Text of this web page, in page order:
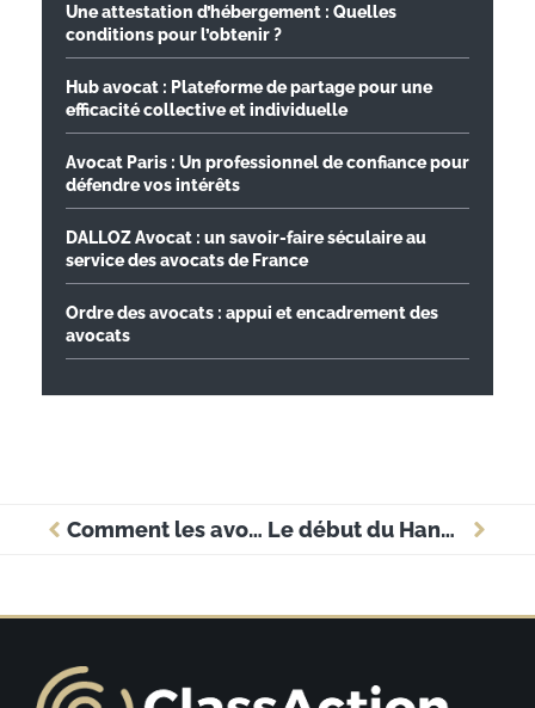
Une attestation d’hébergement : Quelles
conditions pour l’obtenir ?
Hub avocat : Plateforme de partage pour une
efficacité collective et individuelle
Avocat Paris : Un professionnel de confiance pour
défendre vos intérêts
DALLOZ Avocat : un savoir-faire séculaire au
service des avocats de France
Ordre des avocats : appui et encadrement des
avocats
Comment les avocats moderniseront leur cabinet ? Le début du Hangout on Air